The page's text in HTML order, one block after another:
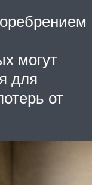
могут
для
от